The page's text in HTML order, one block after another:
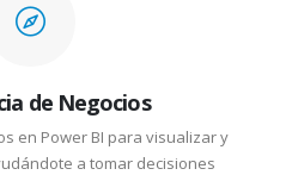
de Negocios
en Power BI para visualizar y
a tomar decisiones